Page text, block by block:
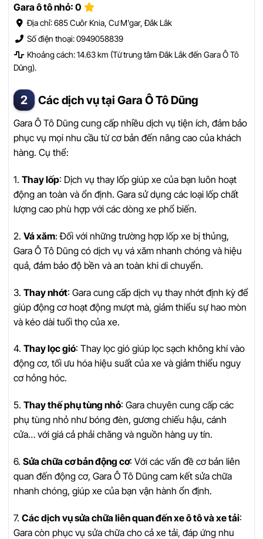
Gara ô tô nhỏ: 0
Địa chỉ: 685 Cuôr Knia, Cư M'gar, Đắk Lắk
Số điện thoại: 0949058839
Khoảng cách: 14.63 km (Từ trung tâm Đắk Lắk đến Gara Ô Tô
Dũng).
Các dịch vụ tại Gara Ô Tô Dũng
Gara Ô Tô Dũng cung cấp nhiều dịch vụ tiện ích, đảm bảo
phục vụ mọi nhu cầu từ cơ bản đến nâng cao của khách
hàng. Cụ thể:
1. Thay lốp: Dịch vụ thay lốp giúp xe của bạn luôn hoạt
động an toàn và ổn định. Gara sử dụng các loại lốp chất
lượng cao phù hợp với các dòng xe phổ biến.
2. Vá xăm: Đối với những trường hợp lốp xe bị thủng,
Gara Ô Tô Dũng có dịch vụ vá xăm nhanh chóng và hiệu
quả, đảm bảo độ bền và an toàn khi di chuyển.
3. Thay nhớt: Gara cung cấp dịch vụ thay nhớt định kỳ để
giúp động cơ hoạt động mượt mà, giảm thiểu sự hao mòn
và kéo dài tuổi thọ của xe.
4. Thay lọc gió: Thay lọc gió giúp lọc sạch không khí vào
động cơ, tối ưu hóa hiệu suất của xe và giảm thiểu nguy
cơ hỏng hóc.
5. Thay thế phụ tùng nhỏ: Gara chuyên cung cấp các
phụ tùng nhỏ như bóng đèn, gương chiếu hậu, cánh
cửa… với giá cả phải chăng và nguồn hàng uy tín.
6. Sửa chữa cơ bản động cơ: Với các vấn đề cơ bản liên
quan đến động cơ, Gara Ô Tô Dũng cam kết sửa chữa
nhanh chóng, giúp xe của bạn vận hành ổn định.
7. Các dịch vụ sửa chữa liên quan đến xe ô tô và xe tải:
Gara còn phục vụ sửa chữa cho cả xe tải, đáp ứng nhu